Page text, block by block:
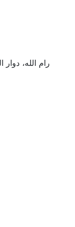
رام الله،